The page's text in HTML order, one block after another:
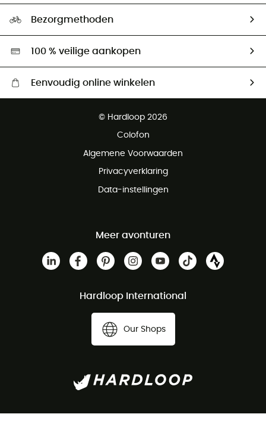
Ambassadeurs
Hardgreen
Bezorgmethoden
100 % veilige aankopen
Eenvoudig online winkelen
Gratis retourneren binnen 100 dagen
© Hardloop 2026
Colofon
Algemene Voorwaarden
Privacyverklaring
Data-instellingen
Meer avonturen
Hardloop International
Our Shops